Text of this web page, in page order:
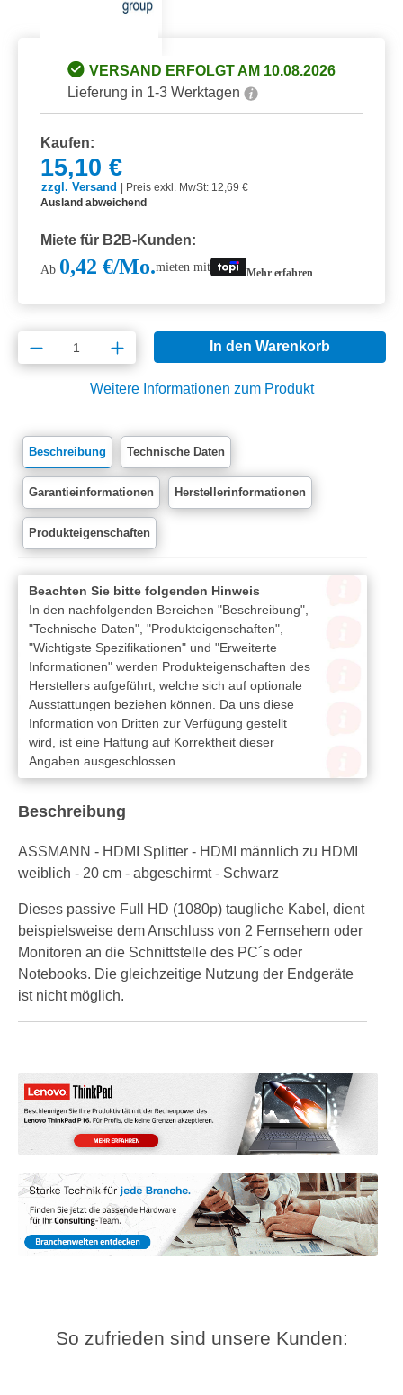
VERSAND ERFOLGT AM 10.08.2026
Lieferung in 1-3 Werktagen
Kaufen:
15,10 €
zzgl. Versand
Preis exkl. MwSt: 12,69 €
Ausland abweichend
Miete für B2B-Kunden:
Ab 0,42 €/Mo.mieten mit Mehr erfahren
Produkt Anzahl: Gib den gewünschten
In den Warenkorb
Weitere Informationen zum Produkt
Beschreibung Technische Daten
Garantieinformationen Herstellerinformationen
Produkteigenschaften
Beachten Sie bitte folgenden Hinweis
In den nachfolgenden Bereichen "Beschreibung",
"Technische Daten", "Produkteigenschaften",
"Wichtigste Spezifikationen" und "Erweiterte
Informationen" werden Produkteigenschaften des
Herstellers aufgeführt, welche sich auf optionale
Ausstattungen beziehen können. Da uns diese
Information von Dritten zur Verfügung gestellt
wird, ist eine Haftung auf Korrektheit dieser
Angaben ausgeschlossen
Beschreibung
ASSMANN - HDMI Splitter - HDMI männlich zu HDMI
weiblich - 20 cm - abgeschirmt - Schwarz
Dieses passive Full HD (1080p) taugliche Kabel, dient
beispielsweise dem Anschluss von 2 Fernsehern oder
Monitoren an die Schnittstelle des PC´s oder
Notebooks. Die gleichzeitige Nutzung der Endgeräte
ist nicht möglich.
So zufrieden sind unsere Kunden: